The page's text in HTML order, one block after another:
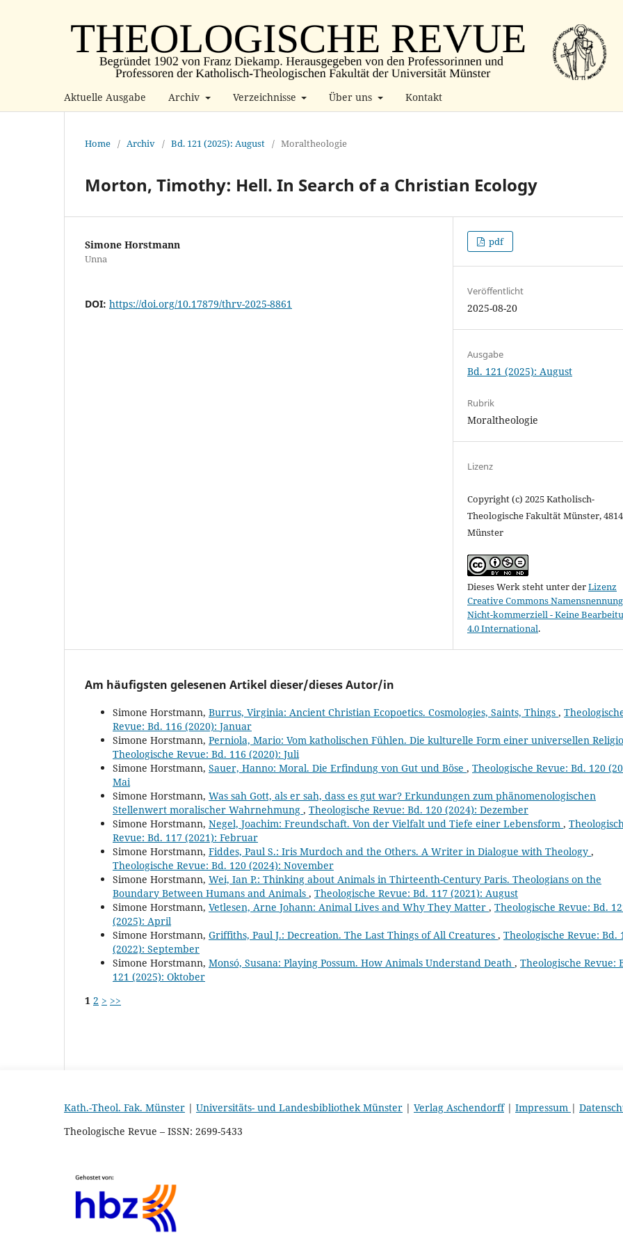
Aktuelle Ausgabe Archiv Verzeichnisse Über uns Kontakt
Home / Archiv / Bd. 121 (2025): August / Moraltheologie
Morton, Timothy: Hell. In Search of a Christian Ecology
Simone Horstmann
Unna
DOI: https://doi.org/10.17879/thrv-2025-8861
pdf
Veröffentlicht
2025-08-20
Ausgabe
Bd. 121 (2025): August
Rubrik
Moraltheologie
Lizenz
Copyright (c) 2025 Katholisch-
Theologische Fakultät Münster,
Münster
Dieses Werk steht unter derLizenz
Creative Commons
Nicht-kommerziell - Keine
4.0 International.
Am häufigsten gelesenen Artikel dieser/dieses Autor/in
Simone Horstmann, Burrus, Virginia: Ancient Christian Ecopoetics. Cosmologies, Saints, Things ,
Revue: Bd. 116 (2020): Januar
Simone Horstmann, Perniola, Mario: Vom katholischen Fühlen. Die kulturelle Form einer universellen
Theologische Revue: Bd. 116 (2020): Juli
Simone Horstmann, Sauer, Hanno: Moral. Die Erfindung von Gut und Böse , Theologische Revue: Bd. 120
Mai
Simone Horstmann, Was sah Gott, als er sah, dass es gut war? Erkundungen zum phänomenologischen
Stellenwert moralischer Wahrnehmung , Theologische Revue: Bd. 120 (2024): Dezember
Simone Horstmann, Negel, Joachim: Freundschaft. Von der Vielfalt und Tiefe einer Lebensform ,
Revue: Bd. 117 (2021): Februar
Simone Horstmann, Fiddes, Paul S.: Iris Murdoch and the Others. A Writer in Dialogue with Theology ,
Theologische Revue: Bd. 120 (2024): November
Simone Horstmann, Wei, Ian P.: Thinking about Animals in Thirteenth-Century Paris. Theologians on the
Boundary Between Humans and Animals , Theologische Revue: Bd. 117 (2021): August
Simone Horstmann, Vetlesen, Arne Johann: Animal Lives and Why They Matter , Theologische Revue: Bd.
(2025): April
Simone Horstmann, Griffiths, Paul J.: Decreation. The Last Things of All Creatures , Theologische Revue: Bd.
(2022): September
Simone Horstmann, Monsó, Susana: Playing Possum. How Animals Understand Death , Theologische Revue:
121 (2025): Oktober
1 2 > >>
Kath.-Theol. Fak. Münster | Universitäts- und Landesbibliothek Münster | Verlag Aschendorff| Impressum |
Theologische Revue – ISSN: 2699-5433